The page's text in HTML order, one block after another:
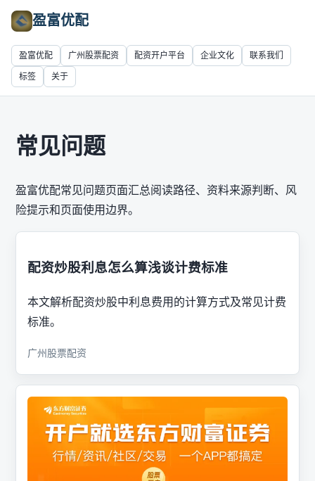
盈富优配
盈富优配 广州股票配资 配资开户平台 企业文化 联系我们
标签 关于
常见问题
盈富优配常见问题页面汇总阅读路径、资料来源判断、风
险提示和页面使用边界。
配资炒股利息怎么算浅谈计费标准
本文解析配资炒股中利息费用的计算方式及常见计费
标准。
广州股票配资